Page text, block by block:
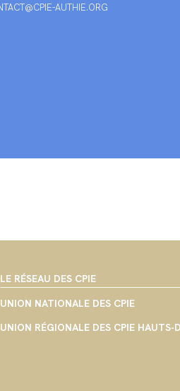
AUTHIE.ORG
LE RÉSEAU DES CPIE
UNION NATIONALE DES CPIE
UNION RÉGIONALE DES CPIE HAUTS-